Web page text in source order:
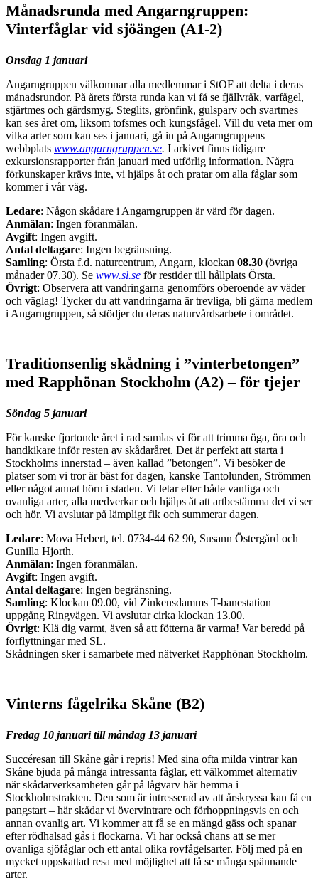
Månadsrunda med Angarngruppen:
Vinterfåglar vid sjöängen (A1-2)
Onsdag 1 januari
Angarngruppen välkomnar alla medlemmar i StOF att delta i deras
månadsrundor. På årets första runda kan vi få se fjällvråk, varfågel,
stjärtmes och gärdsmyg. Steglits, grönfink, gulsparv och svartmes
kan ses året om, liksom tofsmes och kungsfågel. Vill du veta mer om
vilka arter som kan ses i januari, gå in på Angarngruppens
webbplats www.angarngruppen.se. I arkivet finns tidigare
exkursionsrapporter från januari med utförlig information. Några
förkunskaper krävs inte, vi hjälps åt och pratar om alla fåglar som
kommer i vår väg.
Ledare: Någon skådare i Angarngruppen är värd för dagen.
Anmälan: Ingen föranmälan.
Avgift: Ingen avgift.
Antal deltagare: Ingen begränsning.
Samling: Örsta f.d. naturcentrum, Angarn, klockan 08.30 (övriga
månader 07.30). Se www.sl.se för restider till hållplats Örsta.
Övrigt: Observera att vandringarna genomförs oberoende av väder
och väglag! Tycker du att vandringarna är trevliga, bli gärna medlem
i Angarngruppen, så stödjer du deras naturvårdsarbete i området.
Traditionsenlig skådning i ”vinterbetongen”
med Rapphönan Stockholm (A2) – för tjejer
Söndag 5 januari
För kanske fjortonde året i rad samlas vi för att trimma öga, öra och
handkikare inför resten av skådaråret. Det är perfekt att starta i
Stockholms innerstad – även kallad ”betongen”. Vi besöker de
platser som vi tror är bäst för dagen, kanske Tantolunden, Strömmen
eller något annat hörn i staden. Vi letar efter både vanliga och
ovanliga arter, alla medverkar och hjälps åt att artbestämma det vi ser
och hör. Vi avslutar på lämpligt fik och summerar dagen.
Ledare: Mova Hebert, tel. 0734-44 62 90, Susann Östergård och
Gunilla Hjorth.
Anmälan: Ingen föranmälan.
Avgift: Ingen avgift.
Antal deltagare: Ingen begränsning.
Samling: Klockan 09.00, vid Zinkensdamms T-banestation
uppgång Ringvägen. Vi avslutar cirka klockan 13.00.
Övrigt: Klä dig varmt, även så att fötterna är varma! Var beredd på
förflyttningar med SL.
Skådningen sker i samarbete med nätverket Rapphönan Stockholm.
Vinterns fågelrika Skåne (B2)
Fredag 10 januari till måndag 13 januari
Succéresan till Skåne går i repris! Med sina ofta milda vintrar kan
Skåne bjuda på många intressanta fåglar, ett välkommet alternativ
när skådarverksamheten går på lågvarv här hemma i
Stockholmstrakten. Den som är intresserad av att årskryssa kan få en
pangstart – här skådar vi övervintrare och förhoppningsvis en och
annan ovanlig art. Vi kommer att få se en mängd gäss och spanar
efter rödhalsad gås i flockarna. Vi har också chans att se mer
ovanliga sjöfåglar och ett antal olika rovfågelsarter. Följ med på en
mycket uppskattad resa med möjlighet att få se många spännande
arter.